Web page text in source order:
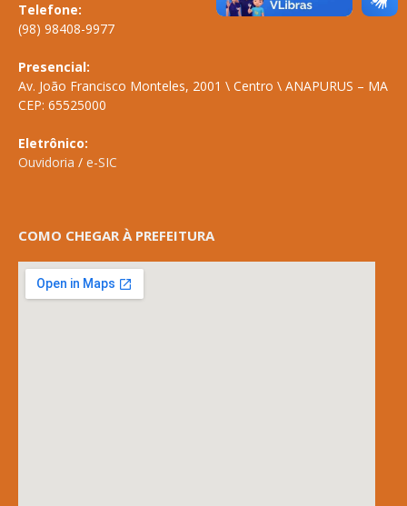
Telefone:
(98) 98408-9977
Presencial:
Av. João Francisco Monteles, 2001 \ Centro \ ANAPURUS – MA
CEP: 65525000
Eletrônico:
Ouvidoria / e-SIC
COMO CHEGAR À PREFEITURA